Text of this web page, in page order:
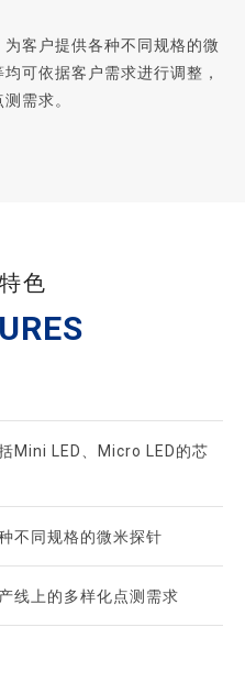
客户提供各种不同规格的微
可依据客户需求进行调整，
需求。
色
Mini LED、Micro LED的芯
不同规格的微米探针
线上的多样化点测需求